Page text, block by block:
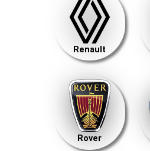
Renault
Rover